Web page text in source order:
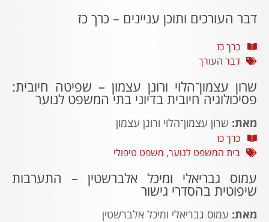
דבר העורכים ותוכן עניינים – כרך כז
כרך כז
דבר העורך
שרון עצמון־הלוי ורונן עצמון – שפיטה חיובית:
פסיכולוגיה חיובית בדיוני בתי המשפט לנוער
מאת: שרון עצמון־הלוי ורונן עצמון
כרך כז
בית המשפט לנוער, משפט טיפולי
עמוס גבריאלי ומיכל אלברשטין – התערבות
שיפוטית בהסדרי גישור
מאת: עמוס גבריאלי ומיכל אלברשטין